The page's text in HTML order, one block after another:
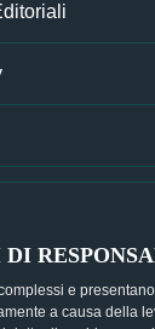
e
a causa della